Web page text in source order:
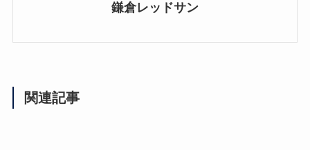
鎌倉レッドサン
関連記事